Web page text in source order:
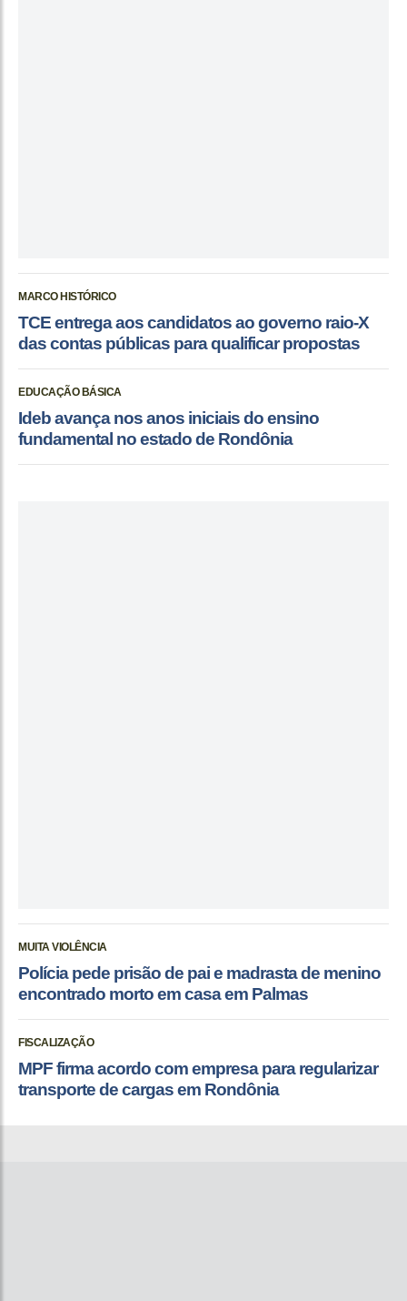
MARCO HISTÓRICO
TCE entrega aos candidatos ao governo raio-X
das contas públicas para qualificar propostas
EDUCAÇÃO BÁSICA
Ideb avança nos anos iniciais do ensino
fundamental no estado de Rondônia
MUITA VIOLÊNCIA
Polícia pede prisão de pai e madrasta de menino
encontrado morto em casa em Palmas
FISCALIZAÇÃO
MPF firma acordo com empresa para regularizar
transporte de cargas em Rondônia